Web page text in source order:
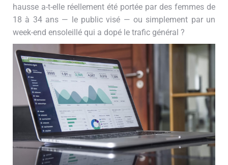
hausse a-t-elle réellement été portée par des femmes de
18 à 34 ans — le public visé — ou simplement par un
week-end ensoleillé qui a dopé le trafic général ?